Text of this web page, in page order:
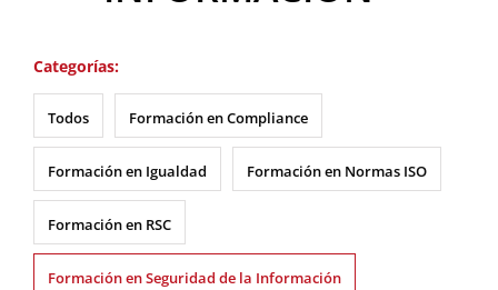
Categorías:
Todos Formación en Compliance
Formación en Igualdad Formación en Normas ISO
Formación en RSC
Formación en Seguridad de la Información